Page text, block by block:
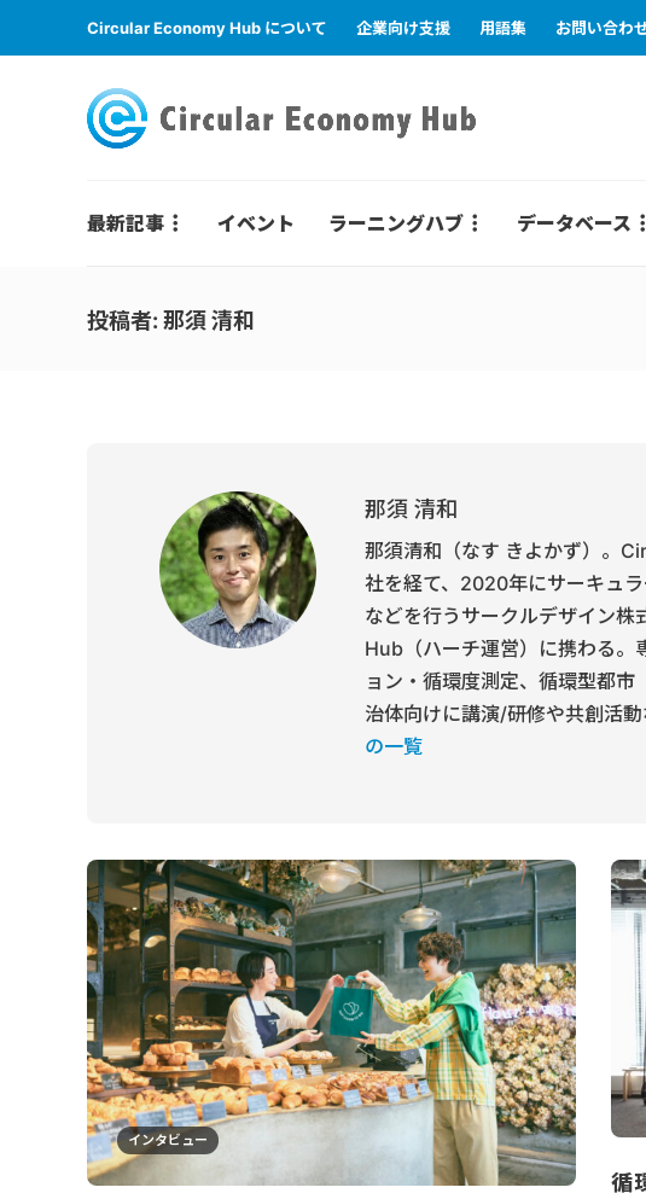
Circular Economy Hub について 企業向け支援 用語集 お問い合わ
最新記事 イベント ラーニングハブ データベース
投稿者: 那須 清和
那須 清和
那須清和（なす きよかず）。
社を経て、2020年にサーキュ
などを行うサークルデザイン
Hub（ハーチ運営）に携わる。
ョン・循環度測定、循環型都
治体向けに講演/研修や共創活動
の一覧
インタビュー
循